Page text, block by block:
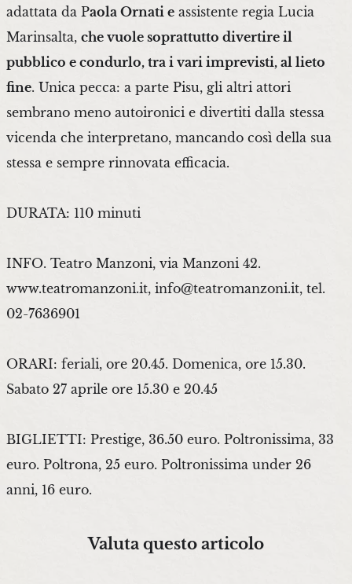
adattata da Paola Ornati e assistente regia Lucia
Marinsalta, che vuole soprattutto divertire il
pubblico e condurlo, tra i vari imprevisti, al lieto
fine. Unica pecca: a parte Pisu, gli altri attori
sembrano meno autoironici e divertiti dalla stessa
vicenda che interpretano, mancando così della sua
stessa e sempre rinnovata efficacia.
DURATA: 110 minuti
INFO. Teatro Manzoni, via Manzoni 42.
www.teatromanzoni.it, info@teatromanzoni.it, tel.
02-7636901
ORARI: feriali, ore 20.45. Domenica, ore 15.30.
Sabato 27 aprile ore 15.30 e 20.45
BIGLIETTI: Prestige, 36.50 euro. Poltronissima, 33
euro. Poltrona, 25 euro. Poltronissima under 26
anni, 16 euro.
Valuta questo articolo